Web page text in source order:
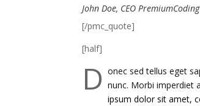
John Doe, CEO PremiumCoding
[/pmc_quote]
[half]
D onec sed tellus eget
nunc. Morbi imperdiet
ipsum dolor sit amet,